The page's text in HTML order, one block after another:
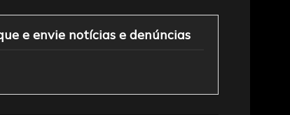
e envie notícias e denúncias